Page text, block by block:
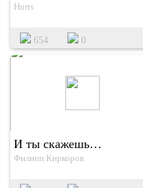
Hurts
654 0
И ты скажешь…
Филипп Киркоров